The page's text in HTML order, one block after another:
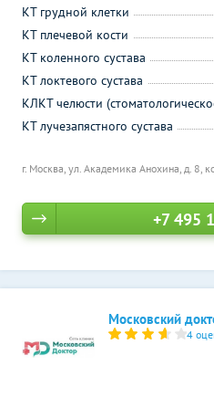
г. Москва, ул. Академика Анохина, д. 8,
КТ грудной клетки
КТ плечевой кости
КТ коленного сустава
КТ локтевого сустава
КЛКТ челюсти
КТ лучезапястного сустава
+7 495
Московский
4